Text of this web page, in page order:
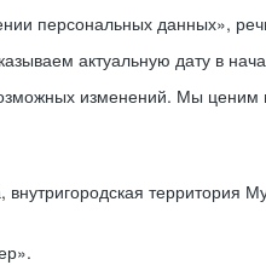
персональных данных»,
актуальную дату в
изменений. Мы
территория